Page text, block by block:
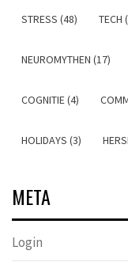
STRESS (48) TECH
NEUROMYTHEN (17)
COGNITIE (4)
HOLIDAYS (3)
META
Login